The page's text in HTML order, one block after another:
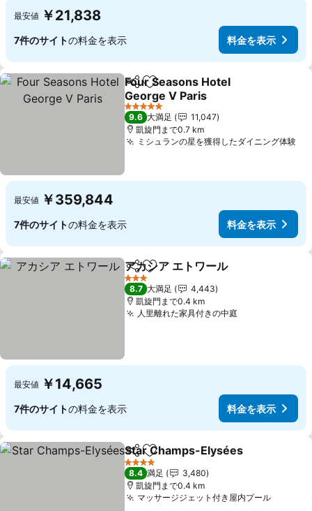
最安値 ￥21,838
7件のサイトの料金を表示 料金を表示
シェアお気に入りに追加
Four Seasons Hotel
George V Paris
5 ホテルのランク
9.6 大満足
11,047
凱旋門まで0.7 km
ミシュランの星を獲得したダイニング体験
最安値 ￥359,844
7件のサイトの料金を表示 料金を表示
シェアお気に入りに追加
アカシア エトワール
3 ホテルのランク
8.7 大満足
4,443
凱旋門まで0.4 km
人里離れた家具付きの中庭
最安値 ￥14,665
7件のサイトの料金を表示 料金を表示
シェアお気に入りに追加
Star Champs-Elysées
4 ホテルのランク
8.4 満足
3,480
凱旋門まで0.4 km
マッサージジェット付き屋内プール